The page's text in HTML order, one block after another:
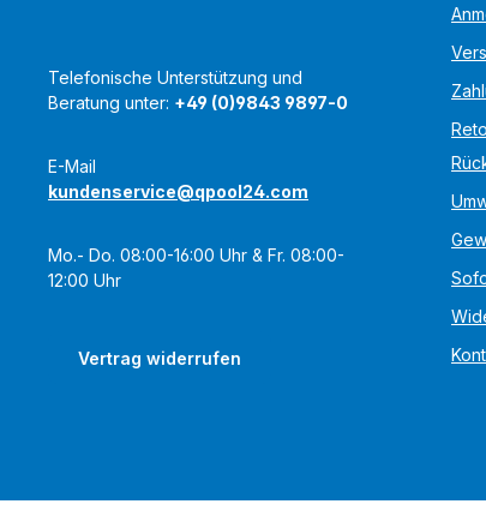
Telefonische Unterstützung und
Beratung unter: +49 (0)9843 9897-0
E-Mail
kundenservice@qpool24.com
Mo.- Do. 08:00-16:00 Uhr & Fr. 08:00-
12:00 Uhr
Vertrag widerrufen